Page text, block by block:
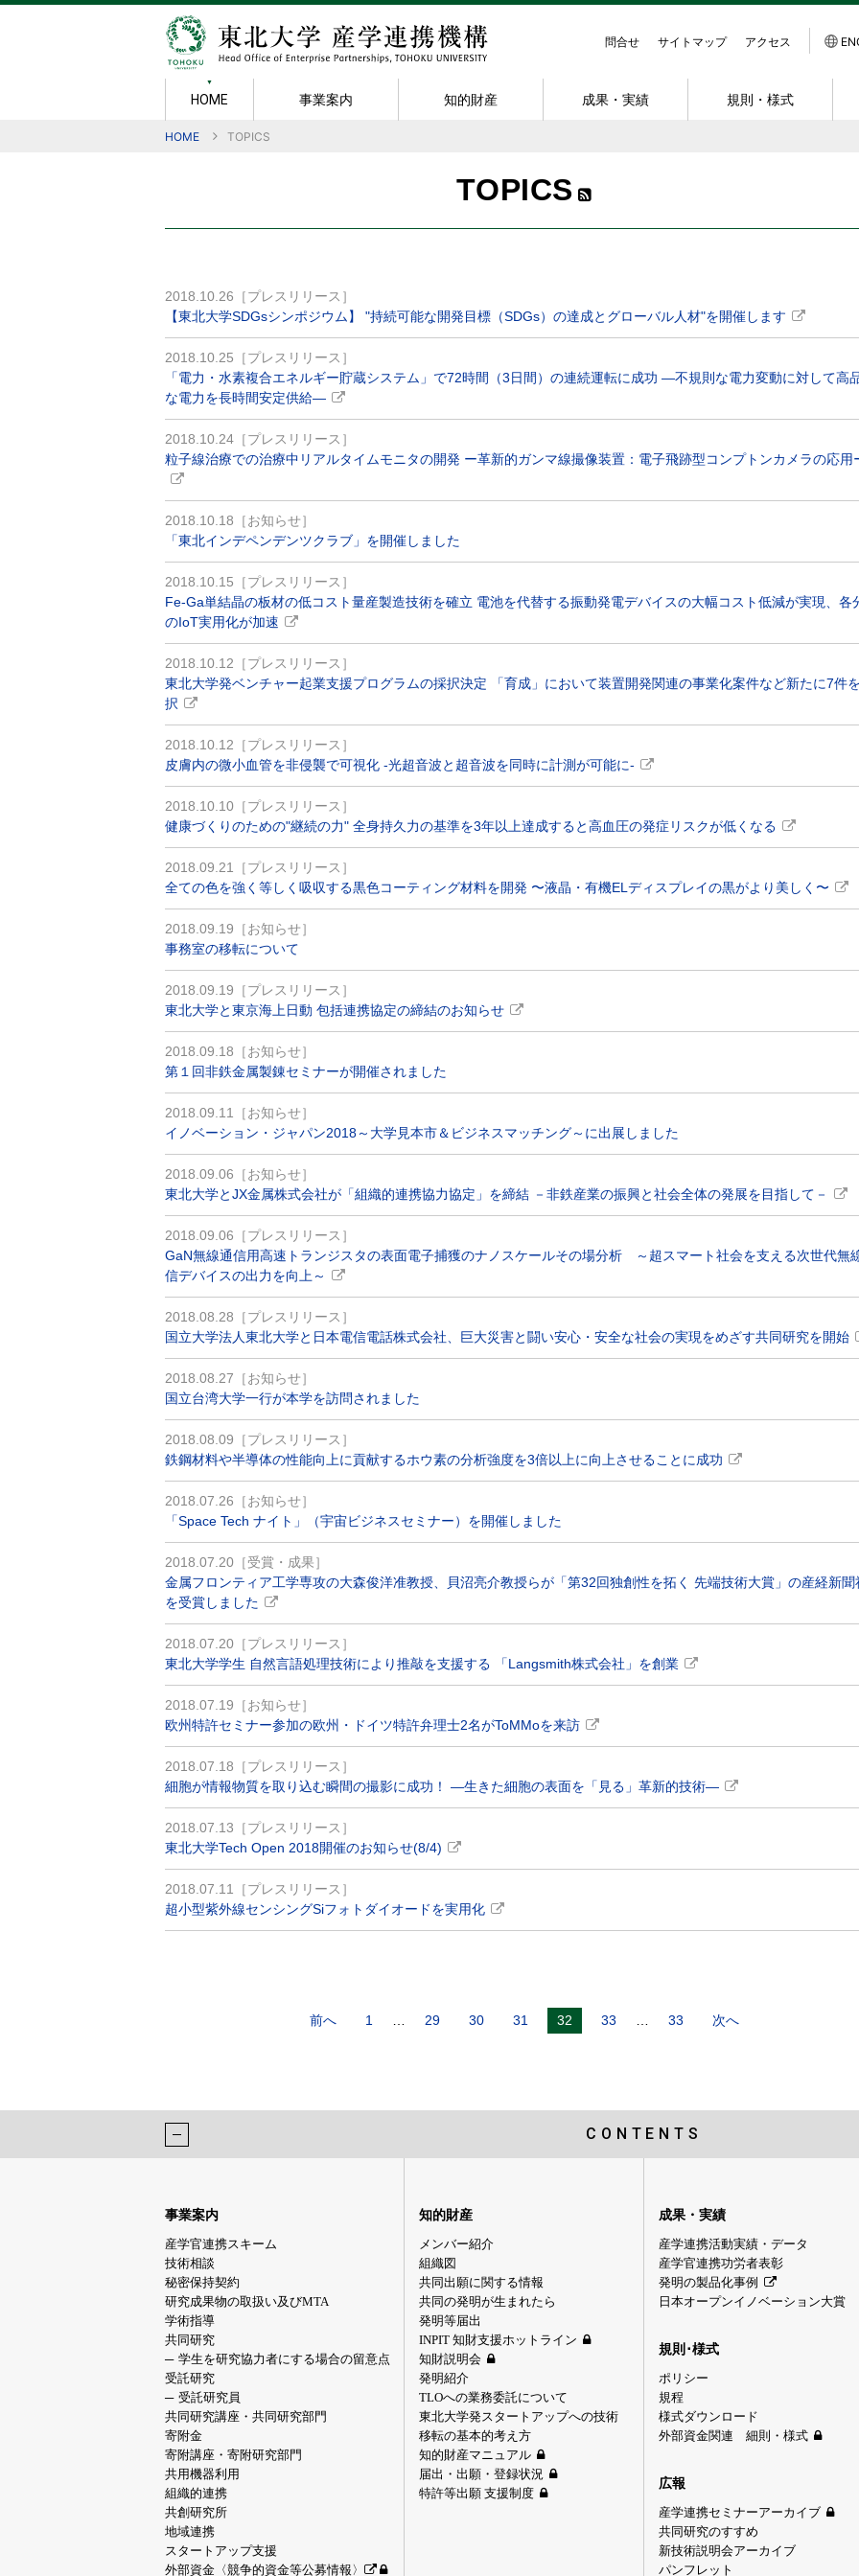
問合せ サイトマップ アクセス
HOME 事業案内
秘密保持契約
受託研究員
共同研究講座・共同研究部門
地域連携
知的財産
知的財産マニュアル
共同の発明が生まれたら
知財コンサルティング
出願に要する費用
成果・実績
日本オープンイノベーション大
規則・様式
新技術説明会アーカイブ
産学連携セミナーアーカイブ
連携活動拠点
関連リンク
HOME TOPICS
TOPICS
2018.10.26［プレスリリース］
【東北大学SDGsシンポジウム】 "持続可能な開発目標（SDGs）の達成とグローバル人材"を開催します
2018.10.25［プレスリリース］
「電力・水素複合エネルギー貯蔵システム」で72時間（3日間）の連続運転に成功 ―不規則な電力変動に対して高
な電力を長時間安定供給―
2018.10.24［プレスリリース］
粒子線治療での治療中リアルタイムモニタの開発 ー革新的ガンマ線撮像装置：電子飛跡型コンプトンカメラの応用
2018.10.18［お知らせ］
「東北インデペンデンツクラブ」を開催しました
2018.10.15［プレスリリース］
Fe-Ga単結晶の板材の低コスト量産製造技術を確立 電池を代替する振動発電デバイスの大幅コスト低減が実現、各
のIoT実用化が加速
2018.10.12［プレスリリース］
東北大学発ベンチャー起業支援プログラムの採択決定 「育成」において装置開発関連の事業化案件など新たに7件
択
2018.10.12［プレスリリース］
皮膚内の微小血管を非侵襲で可視化 -光超音波と超音波を同時に計測が可能に-
2018.10.10［プレスリリース］
健康づくりのための"継続の力" 全身持久力の基準を3年以上達成すると高血圧の発症リスクが低くなる
2018.09.21［プレスリリース］
全ての色を強く等しく吸収する黒色コーティング材料を開発 〜液晶・有機ELディスプレイの黒がより美しく〜
2018.09.19［お知らせ］
事務室の移転について
2018.09.19［プレスリリース］
東北大学と東京海上日動 包括連携協定の締結のお知らせ
2018.09.18［お知らせ］
第１回非鉄金属製錬セミナーが開催されました
2018.09.11［お知らせ］
イノベーション・ジャパン2018～大学見本市＆ビジネスマッチング～に出展しました
2018.09.06［お知らせ］
東北大学とJX金属株式会社が「組織的連携協力協定」を締結 －非鉄産業の振興と社会全体の発展を目指して－
2018.09.06［プレスリリース］
GaN無線通信用高速トランジスタの表面電子捕獲のナノスケールその場分析 ～超スマート社会を支える次世代無
信デバイスの出力を向上～
2018.08.28［プレスリリース］
国立大学法人東北大学と日本電信電話株式会社、巨大災害と闘い安心・安全な社会の実現をめざす共同研究を開始
2018.08.27［お知らせ］
国立台湾大学一行が本学を訪問されました
2018.08.09［プレスリリース］
鉄鋼材料や半導体の性能向上に貢献するホウ素の分析強度を3倍以上に向上させることに成功
2018.07.26［お知らせ］
「Space Tech ナイト」（宇宙ビジネスセミナー）を開催しました
2018.07.20［受賞・成果］
金属フロンティア工学専攻の大森俊洋准教授、貝沼亮介教授らが「第32回独創性を拓く 先端技術大賞」の産経新聞
を受賞しました
2018.07.20［プレスリリース］
東北大学学生 自然言語処理技術により推敲を支援する 「Langsmith株式会社」を創業
2018.07.19［お知らせ］
欧州特許セミナー参加の欧州・ドイツ特許弁理士2名がToMMoを来訪
2018.07.18［プレスリリース］
細胞が情報物質を取り込む瞬間の撮影に成功！ ―生きた細胞の表面を「見る」革新的技術―
2018.07.13［プレスリリース］
東北大学Tech Open 2018開催のお知らせ(8/4)
2018.07.11［プレスリリース］
超小型紫外線センシングSiフォトダイオードを実用化
前へ 1 29 30 31 32 33 33 次へ
CONTENTS
事業案内
産学官連携スキーム
技術相談
秘密保持契約
研究成果物の取扱い及びMTA
学術指導
共同研究
学生を研究協力者にする場合の留意点
受託研究
受託研究員
共同研究講座・共同研究部門
寄附金
寄附講座・寄附研究部門
共用機器利用
組織的連携
共創研究所
地域連携
スタートアップ支援
外部資金〈競争的資金等公募情報〉
知的財産
メンバー紹介
組織図
共同出願に関する情報
共同の発明が生まれたら
発明等届出
INPIT 知財支援ホットライン
知財説明会
発明紹介
TLOへの業務委託について
東北大学発スタートアップへの技術
移転の基本的考え方
知的財産マニュアル
届出・出願・登録状況
特許等出願 支援制度
成果・実績
産学連携活動実績・データ
産学官連携功労者表彰
発明の製品化事例
日本オープンイノベーション大賞
規則･様式
ポリシー
規程
様式ダウンロード
外部資金関連 細則・様式
広報
産学連携セミナーアーカイブ
共同研究のすすめ
新技術説明会アーカイブ
パンフレット